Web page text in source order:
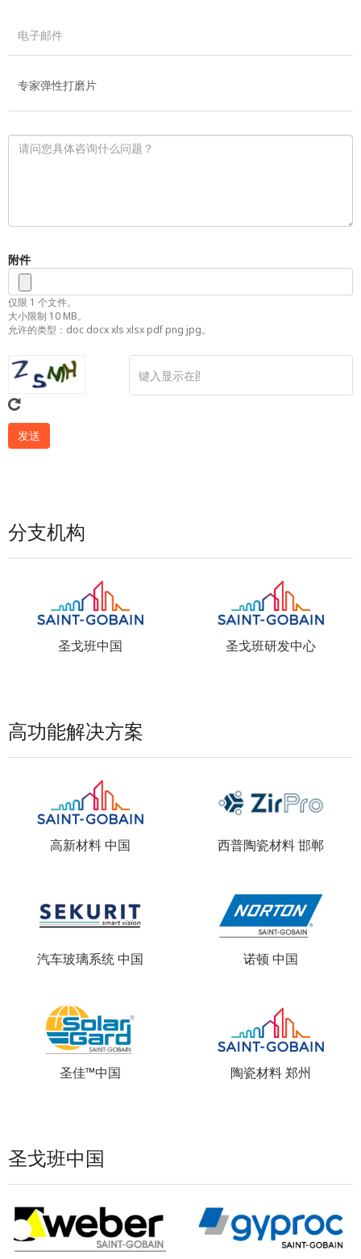
附件
仅限 1 个文件。
大小限制 10 MB。
允许的类型：doc docx xls xlsx pdf png jpg。
分支机构
圣戈班中国 圣戈班研发中心
高功能解决方案
高新材料 中国 西普陶瓷材料 邯郸
汽车玻璃系统 中国 诺顿 中国
圣佳™中国 陶瓷材料 郑州
圣戈班中国